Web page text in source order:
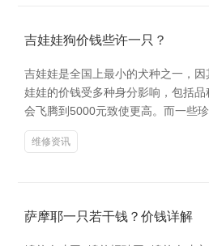
吉娃娃狗价钱些许一只？
吉娃娃是全国上最小的犬种之一，
娃娃的价钱受多种身分影响，包括
会飞腾到5000元致使更高。而一些
维修资讯
萨摩耶一只若干钱？价钱详解